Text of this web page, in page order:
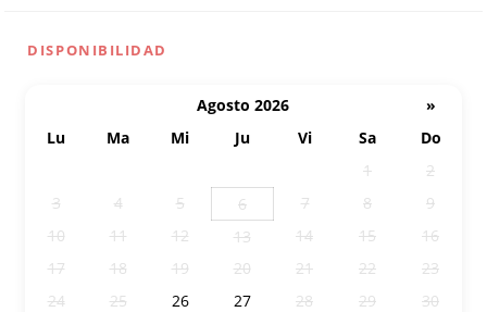
DISPONIBILIDAD
Agosto 2026
»
Lu
Ma Mi Ju Vi Sa
Do
1
2
3
4 5 6 7 8
9
10
11 12 13 14 15
16
17
18 19 20 21 22
23
24
25 26 27 28 29
30